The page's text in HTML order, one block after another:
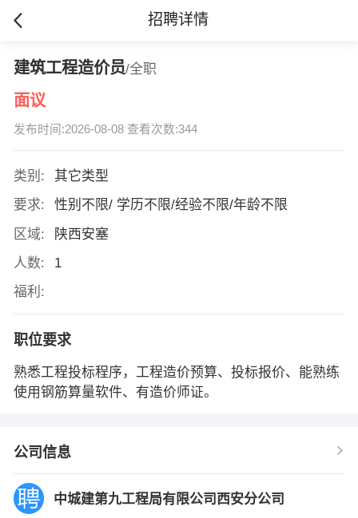
招聘详情
建筑工程造价员/全职
面议
发布时间:2026-08-08 查看次数:344
类别:
其它类型
要求:
性别不限/ 学历不限/经验不限/年龄不限
区域:
陕西安塞
人数:
1
福利:
职位要求
熟悉工程投标程序，工程造价预算、投标报价、能熟练
使用钢筋算量软件、有造价师证。
公司信息
中城建第九工程局有限公司西安分公司